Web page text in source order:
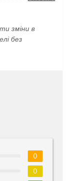
зміни в
без
0
0